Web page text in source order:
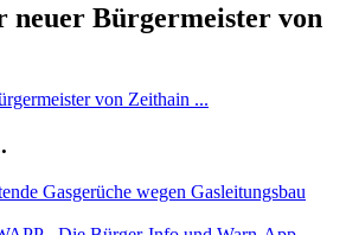
Bürgermeister von
von Zeithain ...
Gasgerüche wegen Gasleitungsbau